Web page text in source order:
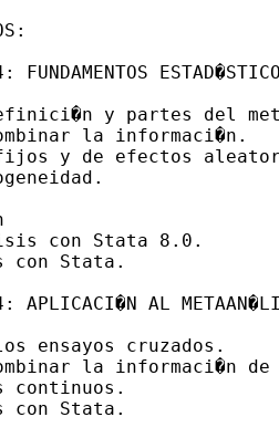
y partes del
la informaci�n.
fijos y de efectos
con Stata 8.0.
con Stata.
AL
ensayos cruzados.
la informaci�n de
continuos.
con Stata.